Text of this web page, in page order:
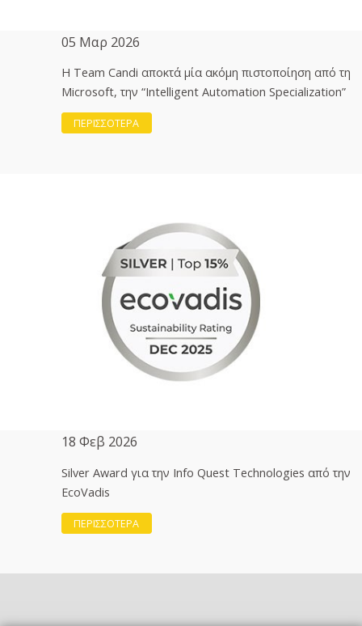
05 Μαρ 2026
H Team Candi αποκτά μία ακόμη πιστοποίηση από τη
Microsoft, την “Intelligent Automation Specialization”
ΠΕΡΙΣΣΟΤΕΡΑ
18 Φεβ 2026
Silver Award για την Info Quest Technologies από την
EcoVadis
ΠΕΡΙΣΣΟΤΕΡΑ